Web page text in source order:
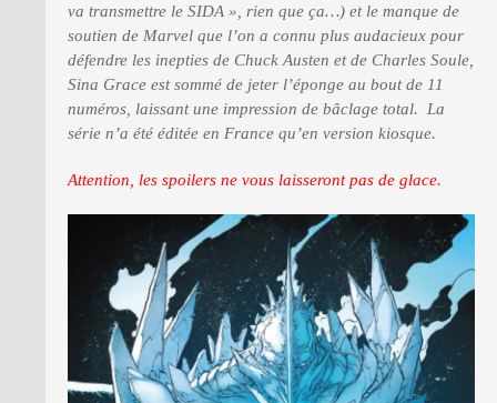
va transmettre le SIDA », rien que ça…) et le manque de
soutien de Marvel que l’on a connu plus audacieux pour
défendre les inepties de Chuck Austen et de Charles Soule,
Sina Grace est sommé de jeter l’éponge au bout de 11
numéros, laissant une impression de bâclage total. La
série n’a été éditée en France qu’en version kiosque.
Attention, les spoilers ne vous laisseront pas de glace.